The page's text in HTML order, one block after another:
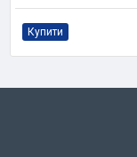
Купити